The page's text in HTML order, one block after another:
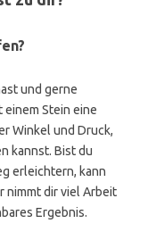
und gerne
einem Stein eine
Winkel und Druck,
kannst. Bist du
erleichtern, kann
nimmt dir viel Arbeit
Ergebnis.